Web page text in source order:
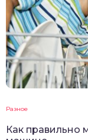
Разное
Как правильно